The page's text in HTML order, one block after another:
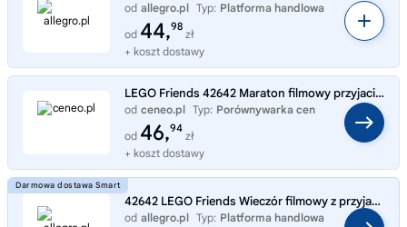
od allegro.pl Typ: Platforma handlowa
od 44,98
zł
+ koszt dostawy
LEGO Friends 42642 Maraton filmowy przyjaciółek
od ceneo.pl Typ: Porównywarka cen
od 46,94
zł
+ koszt dostawy
42642 LEGO Friends Wieczór filmowy z przyjaciółmi
od allegro.pl Typ: Platforma handlowa